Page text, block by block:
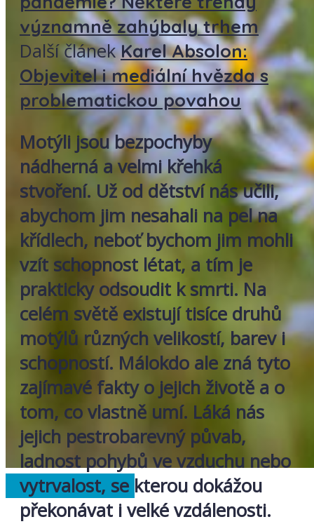
Česká republika
významně zahýbaly trhem
Další článek Karel Absolon:
Objevitel i mediální hvězda s
problematickou povahou
Motýli jsou bezpochyby
nádherná a velmi křehká
stvoření. Už od dětství nás učili,
abychom jim nesahali na pel na
křídlech, neboť bychom jim mohli
vzít schopnost létat, a tím je
prakticky odsoudit k smrti. Na
celém světě existují tisíce druhů
motýlů různých velikostí, barev i
schopností. Málokdo ale zná tyto
zajímavé fakty o jejich životě a o
tom, co vlastně umí. Láká nás
jejich pestrobarevný půvab,
ladnost pohybů ve vzduchu nebo
vytrvalost, se kterou dokážou
překonávat i velké vzdálenosti.